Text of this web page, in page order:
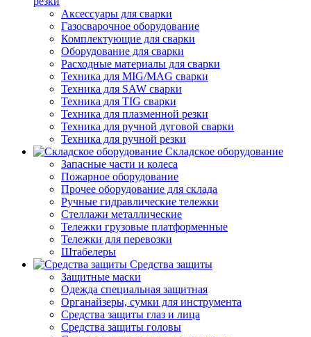
Аксессуары для сварки
Газосварочное оборудование
Комплектующие для сварки
Оборудование для сварки
Расходные материалы для сварки
Техника для MIG/MAG сварки
Техника для SAW сварки
Техника для TIG сварки
Техника для плазменной резки
Техника для ручной дуговой сварки
Техника для ручной резки
Складское оборудование
Запасные части и колеса
Пожарное оборудование
Прочее оборудование для склада
Ручные гидравлические тележки
Стеллажи металлические
Тележки грузовые платформенные
Тележки для перевозки
Штабелеры
Средства защиты
Защитные маски
Одежда специальная защитная
Органайзеры, сумки для инструмента
Средства защиты глаз и лица
Средства защиты головы